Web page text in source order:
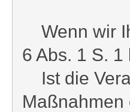
Wenn wir
6 Abs. 1 S.
Ist die
Maßnahmen